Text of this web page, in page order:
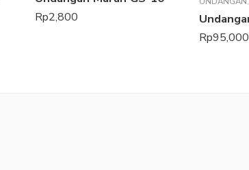
Rp2,800
Rp95,000